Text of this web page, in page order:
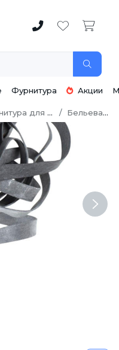
Фурнитура Акции
для нижнего белья Бельевая резинка
Next